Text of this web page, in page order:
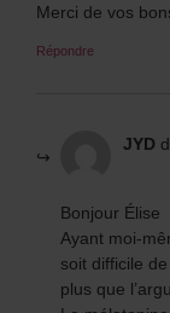
Merci de vos
Répondre
JYD
Bonjour Élise
Ayant moi-
soit difficile
plus que